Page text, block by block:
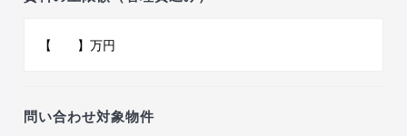
問い合わせ対象物件